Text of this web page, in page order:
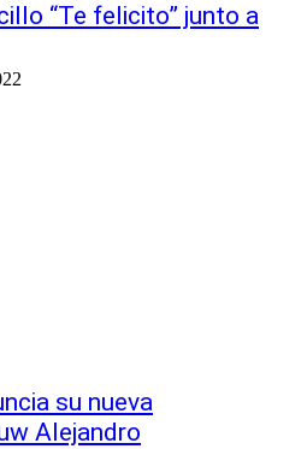
“Te felicito” junto a
su nueva
Alejandro